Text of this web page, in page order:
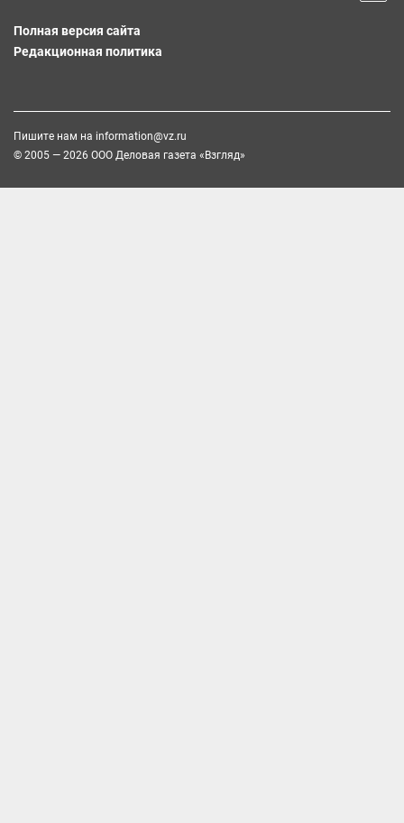
Полная версия сайта
Редакционная политика
Пишите нам на information@vz.ru
© 2005 — 2026 ООО Деловая газета «Взгляд»